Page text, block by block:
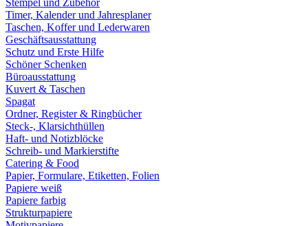
Stempel und Zubehör
Timer, Kalender und Jahresplaner
Taschen, Koffer und Lederwaren
Geschäftsausstattung
Schutz und Erste Hilfe
Schöner Schenken
Büroausstattung
Kuvert & Taschen
Spagat
Ordner, Register & Ringbücher
Steck-, Klarsichthüllen
Haft- und Notizblöcke
Schreib- und Markierstifte
Catering & Food
Papier, Formulare, Etiketten, Folien
Papiere weiß
Papiere farbig
Strukturpapiere